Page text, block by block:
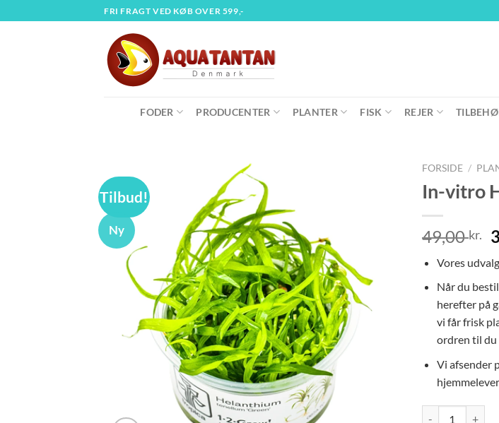
til
FRI FRAGT VED KØB OVER 599,-
FODER PRODUCENTER PLANTER FISK REJER
Tilbud!
Ny
FORSIDE /
In-vitro
49,00kr.
Vores
Når du
herefter på
vi får frisk
ordren til du
Vi afsender